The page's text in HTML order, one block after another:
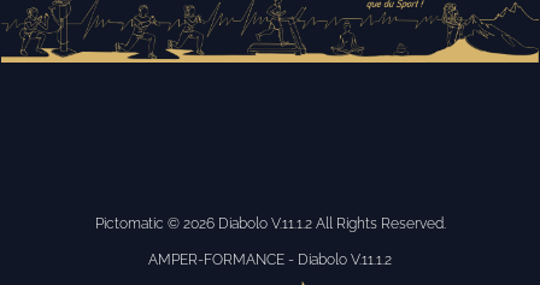
Pictomatic © 2026 Diabolo V.11.1.2 All Rights Reserved.
AMPER-FORMANCE - Diabolo V.11.1.2